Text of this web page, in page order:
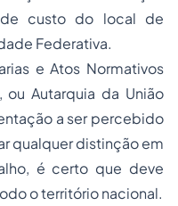
de custo do local de
Federativa.
e Atos Normativos
Autarquia da União
a ser percebido
qualquer distinção em
é certo que deve
o território nacional.